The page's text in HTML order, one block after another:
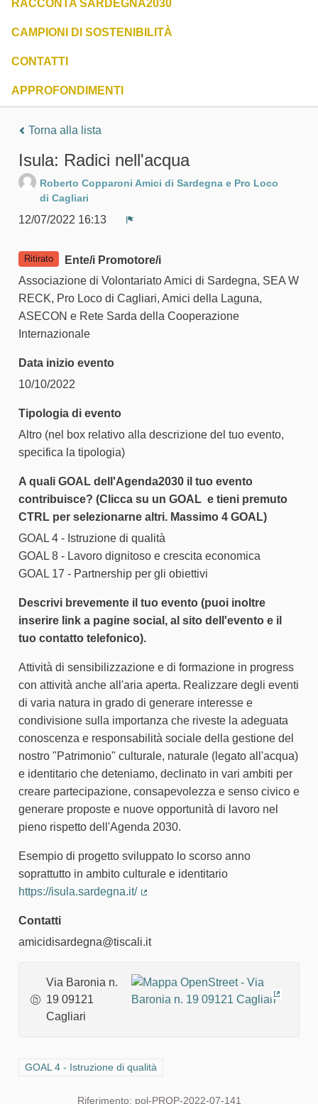
RACCONTA SARDEGNA2030
CAMPIONI DI SOSTENIBILITÀ
CONTATTI
APPROFONDIMENTI
Torna alla lista
Isula: Radici nell'acqua
Roberto Copparoni Amici di Sardegna e Pro Loco
di Cagliari
12/07/2022 16:13
Ritirato
Ente/i Promotore/i
Associazione di Volontariato Amici di Sardegna, SEA W
RECK, Pro Loco di Cagliari, Amici della Laguna,
ASECON e Rete Sarda della Cooperazione
Internazionale
Data inizio evento
10/10/2022
Tipologia di evento
Altro (nel box relativo alla descrizione del tuo evento,
specifica la tipologia)
A quali GOAL dell'Agenda2030 il tuo evento
contribuisce? (Clicca su un GOAL e tieni premuto
CTRL per selezionarne altri. Massimo 4 GOAL)
GOAL 4 - Istruzione di qualità
GOAL 8 - Lavoro dignitoso e crescita economica
GOAL 17 - Partnership per gli obiettivi
Descrivi brevemente il tuo evento (puoi inoltre
inserire link a pagine social, al sito dell'evento e il
tuo contatto telefonico).
Attività di sensibilizzazione e di formazione in progress
con attività anche all'aria aperta. Realizzare degli eventi
di varia natura in grado di generare interesse e
condivisione sulla importanza che riveste la adeguata
conoscenza e responsabilità sociale della gestione del
nostro "Patrimonio" culturale, naturale (legato all'acqua)
e identitario che deteniamo, declinato in vari ambiti per
creare partecipazione, consapevolezza e senso civico e
generare proposte e nuove opportunità di lavoro nel
pieno rispetto dell'Agenda 2030.
Esempio di progetto sviluppato lo scorso anno
soprattutto in ambito culturale e identitario
https://isula.sardegna.it/
Contatti
amicidisardegna@tiscali.it
Via Baronia n.
19 09121
Cagliari
Filtra i risultati per categoria: GOAL 4 - Istruzione di qualità
GOAL 4 - Istruzione di qualità
Riferimento: pol-PROP-2022-07-141